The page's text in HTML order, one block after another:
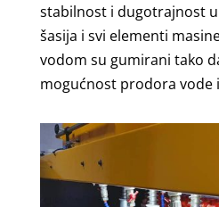
stabilnost i dugotrajnost
šasija i svi elementi
vodom su gumirani tako
mogućnost prodora vode